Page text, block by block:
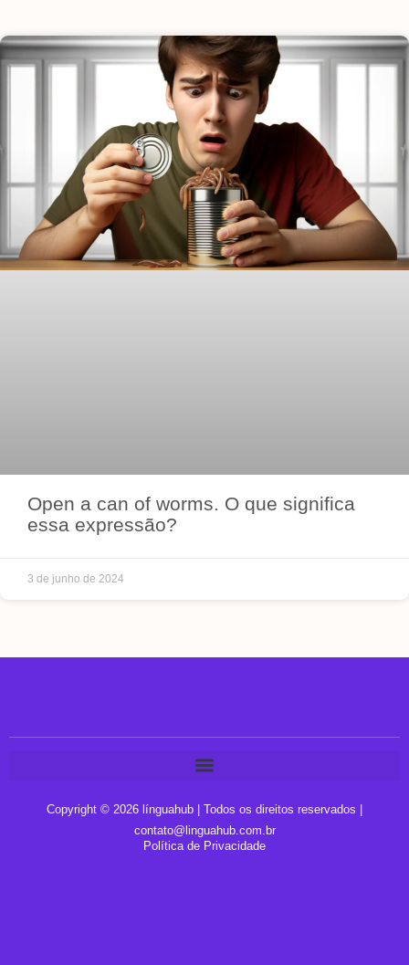
Open a can of worms. O que significa
essa expressão?
3 de junho de 2024
Copyright © 2026 línguahub | Todos os direitos reservados |
contato@linguahub.com.br
Política de Privacidade